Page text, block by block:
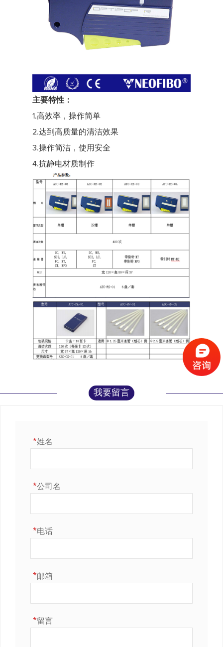
主要特性：
1.高效率，操作简单
2.达到高质量的清洁效果
3.操作简洁，使用安全
4.抗静电材质制作
我要留言
姓名
*
公司名
*
电话
*
邮箱
*
留言
*